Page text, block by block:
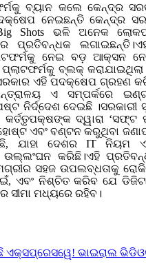
ବ୍ୟାନ କଲେ କେନ୍ଦ୍ର
ନେଇଛନ୍ତି କେନ୍ଦ୍ର
Big Shots ଭଳି ଅନେକ
ପ୍ରତିବନ୍ଧକ
ନେଇ ବଡ଼ ଆକ୍ସନ
ବ୍ଲକ୍ କରାଯାଇଥିଲା
ଏହି ପଦକ୍ଷେପ ଗ୍ରହଣ
ଏ ସମ୍ପର୍କରେ
ନିର୍ଦ୍ଦେଶ ଦେଇଛି ।ସରକାରୀ
ଦ୍ୱାରା ‘ସଫ୍ଟ
ଏବଂ ବଣ୍ଟନ କରୁଥିବା
ଯାହା ଦେଶର IT ନିୟମ
ଉଲ୍ଲଂଘନ କରିଛି।ଏହି
ସହଜ ଉପଲବ୍ଧତାକୁ
ଏବଂ ନିଶ୍ଚିତ କରିବ ଯେ
ସୀମା ମଧ୍ୟରେ ରହିବ।
ଏକ୍ସପ୍ରେସୱେ! ଭାଇରାଲ